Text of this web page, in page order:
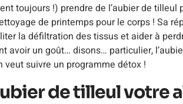
toujours !) prendre de l’aubier de tilleul
de printemps pour le corps ! Sa
la défiltration des tissus et aider à
avoir un goût… disons… particulier,
veut suivre un programme détox !
de tilleul votre